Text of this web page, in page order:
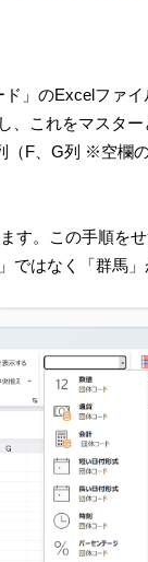
」のExcelファイ
、これをマスター
F、G列 ※空欄
す。この手順を
ではなく「群馬